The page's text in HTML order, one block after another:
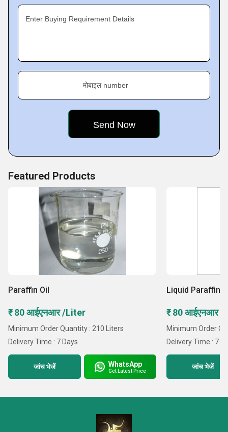
Enter Buying Requirement Details
मोबाइल number
Featured Products
Paraffin Oil
₹ 80 आईएनआर /Liter
Minimum Order Quantity : 210 Liters
Delivery Time : 7 Days
जांच भेजें WhatsApp
Get Latest Price
Liquid Paraffin
₹ 80 आईएनआर /
Minimum Order
Delivery Time : 7
जांच भेजें